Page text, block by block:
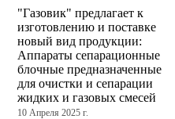
"Газовик" предлагает к
изготовлению и поставке
новый вид продукции:
Аппараты сепарационные
блочные предназначенные
для очистки и сепарации
жидких и газовых смесей
10 Апреля 2025 г.